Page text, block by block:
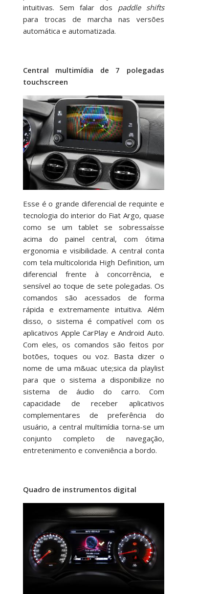
intuitivas. Sem falar dos paddle shifts
para trocas de marcha nas versões
automática e automatizada.
Central multimídia de 7 polegadas
touchscreen
Esse é o grande diferencial de requinte e
tecnologia do interior do Fiat Argo, quase
como se um tablet se sobressaísse
acima do painel central, com ótima
ergonomia e visibilidade. A central conta
com tela multicolorida High Definition, um
diferencial frente à concorrência, e
sensível ao toque de sete polegadas. Os
comandos são acessados de forma
rápida e extremamente intuitiva. Além
disso, o sistema é compatível com os
aplicativos Apple CarPlay e Android Auto.
Com eles, os comandos são feitos por
botões, toques ou voz. Basta dizer o
nome de uma m&uac ute;sica da playlist
para que o sistema a disponibilize no
sistema de áudio do carro. Com
capacidade de receber aplicativos
complementares de preferência do
usuário, a central multimídia torna-se um
conjunto completo de navegação,
entretenimento e conveniência a bordo.
Quadro de instrumentos digital